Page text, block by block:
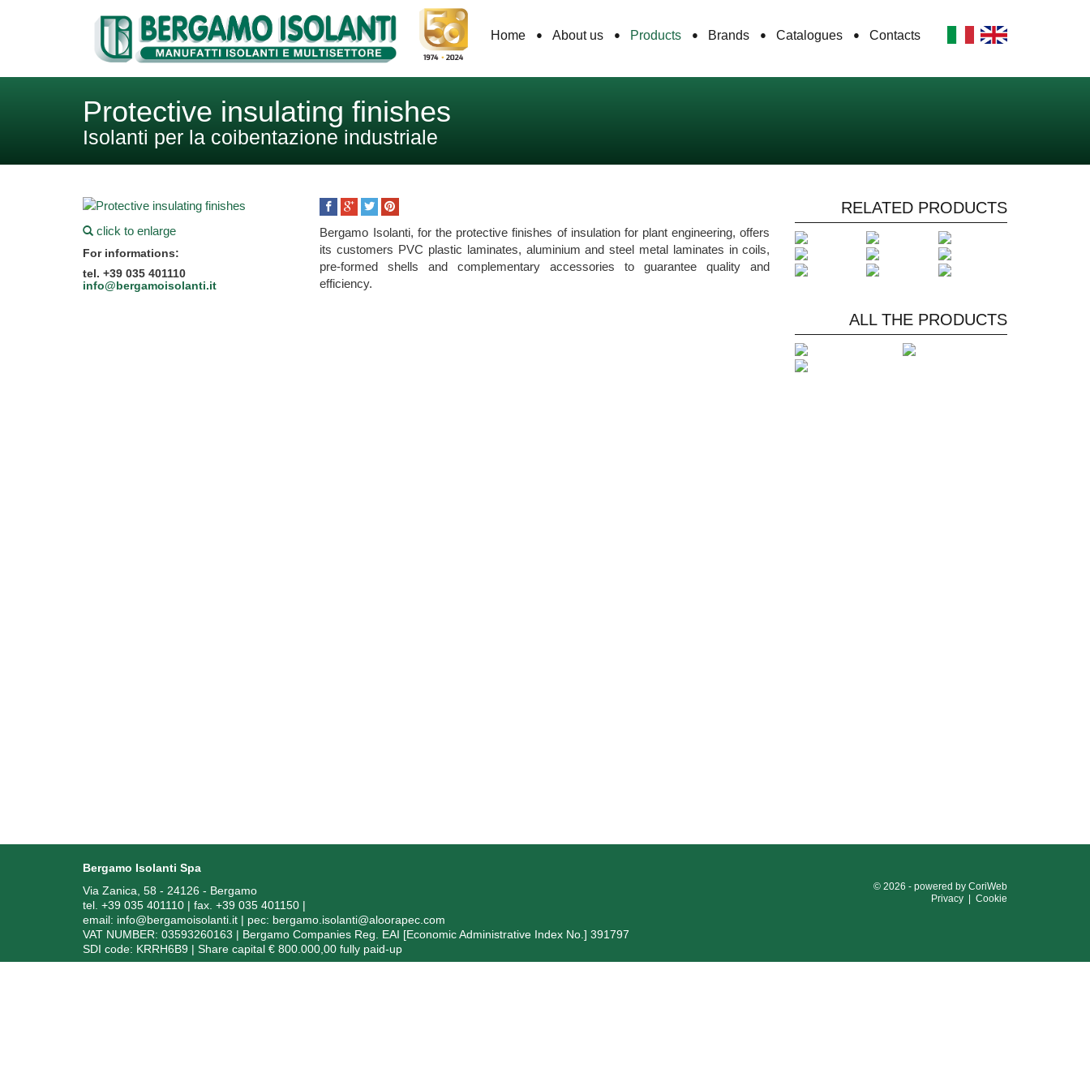
Home About us Products Brands Catalogues Contacts
Protective insulating finishes
Isolanti per la coibentazione industriale
click to enlarge
For informations:
tel. +39 035 401110
info@bergamoisolanti.it
Bergamo Isolanti, for the protective finishes of insulation for plant engineering, offers
its customers PVC plastic laminates, aluminium and steel metal laminates in coils,
pre-formed shells and complementary accessories to guarantee quality and
efficiency.
RELATED PRODUCTS
ALL THE PRODUCTS
Bergamo Isolanti Spa
Via Zanica, 58 - 24126 - Bergamo
tel. +39 035 401110 | fax. +39 035 401150 |
email: info@bergamoisolanti.it | pec: bergamo.isolanti@aloorapec.com
VAT NUMBER: 03593260163 | Bergamo Companies Reg. EAI [Economic Administrative Index No.] 391797
SDI code: KRRH6B9 | Share capital € 800.000,00 fully paid-up
© 2026 - powered by CoriWeb
Privacy
Cookie